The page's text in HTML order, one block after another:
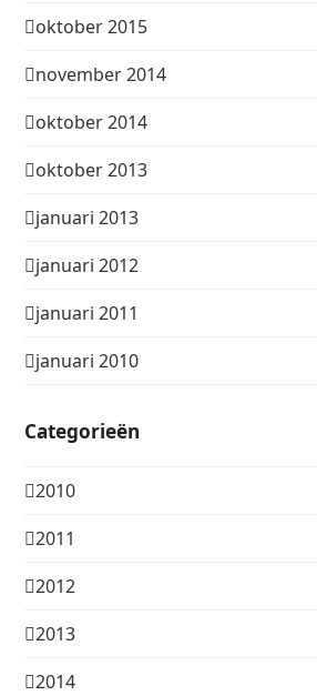
oktober 2015
november 2014
oktober 2014
oktober 2013
januari 2013
januari 2012
januari 2011
januari 2010
Categorieën
2010
2011
2012
2013
2014